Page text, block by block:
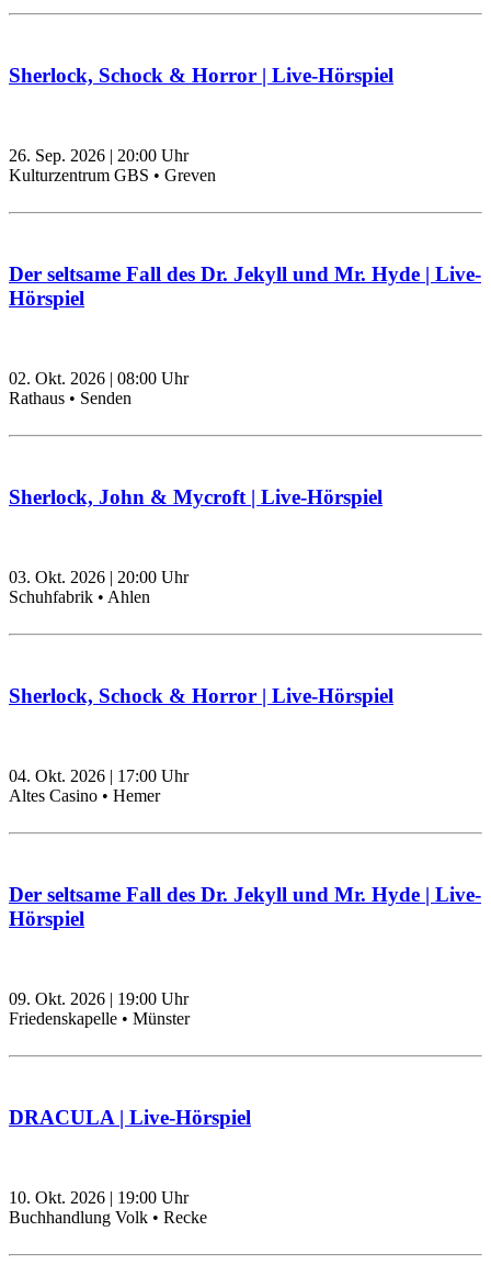
Sherlock, Schock & Horror | Live-Hörspiel
26. Sep. 2026 | 20:00 Uhr
Kulturzentrum GBS • Greven
Der seltsame Fall des Dr. Jekyll und Mr. Hyde | Live-
Hörspiel
02. Okt. 2026 | 08:00 Uhr
Rathaus • Senden
Sherlock, John & Mycroft | Live-Hörspiel
03. Okt. 2026 | 20:00 Uhr
Schuhfabrik • Ahlen
Sherlock, Schock & Horror | Live-Hörspiel
04. Okt. 2026 | 17:00 Uhr
Altes Casino • Hemer
Der seltsame Fall des Dr. Jekyll und Mr. Hyde | Live-
Hörspiel
09. Okt. 2026 | 19:00 Uhr
Friedenskapelle • Münster
DRACULA | Live-Hörspiel
10. Okt. 2026 | 19:00 Uhr
Buchhandlung Volk • Recke